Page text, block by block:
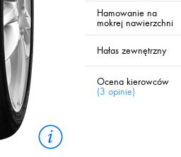
Hamowanie na
mokrej nawierzchni
Hałas zewnętrzny
Ocena kierowców
(3 opinie)